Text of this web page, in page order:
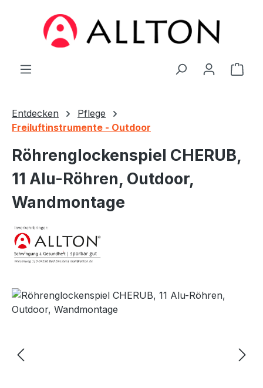
Zum Hauptinhalt springen
Entdecken
Pflege
Freiluftinstrumente - Outdoor
Röhrenglockenspiel CHERUB,
11 Alu-Röhren, Outdoor,
Wandmontage
Bildergalerie überspringen